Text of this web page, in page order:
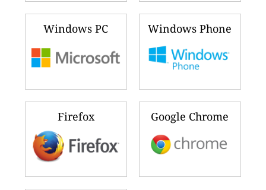
Windows Phone
Windows PC
Google Chrome
Firefox